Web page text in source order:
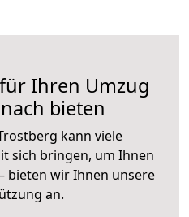
Ihren Umzug
bieten
kann viele
sich bringen, um Ihnen
bieten wir Ihnen unsere
an.